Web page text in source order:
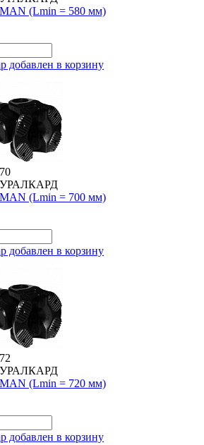
(Lmin = 580 мм)
добавлен в корзину
УРАЛКАРД
(Lmin = 700 мм)
добавлен в корзину
УРАЛКАРД
(Lmin = 720 мм)
добавлен в корзину